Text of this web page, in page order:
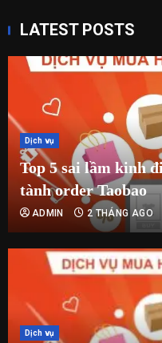
LATEST POSTS
Dịch vụ
Top 5 sai lầm kinh
tành order Taobao
ADMIN 2 THÁNG AGO
Dịch vụ